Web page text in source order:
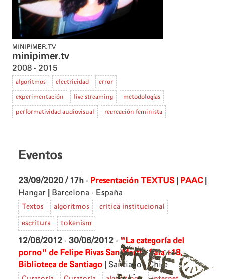
MINIPIMER.TV
minipimer.tv
2008 2015
algoritmos electricidad error
experimentación live streaming metodologías
performatividad audiovisual recreación feminista
Eventos
23/09/2020 / 17h - Presentación TEXTUS PAAC
Hangar Barcelona - España
Textos algoritmos crítica institucional
escritura tokenism
12/06/2012 - 30/06/2012 - "La categoría del
porno" de Felipe Rivas San Martín Sala +18,
Biblioteca de Santiago
Santiago - Chile